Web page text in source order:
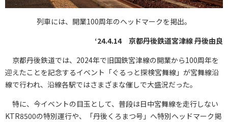
列車には、開業100周年のヘッドマークを掲出。
‘24.4.14 京都丹後鉄道宮津線 丹後由良
京都丹後鉄道では、2024年で旧国鉄宮津線の開業から100周年を
迎えたことを記念するイベント「ぐるっと探検宮舞線」が宮舞線沿
線で行われ、沿線各駅ではさまざまな催しで大盛況だった。
特に、今イベントの目玉として、普段は日中宮舞線を走行しない
KTR8500の特別運行や、「丹後くろまつ号」へ特別ヘッドマーク掲